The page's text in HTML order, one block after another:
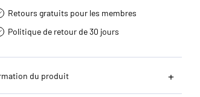
Retours gratuits pour les membres
Politique de retour de 30 jours
du produit